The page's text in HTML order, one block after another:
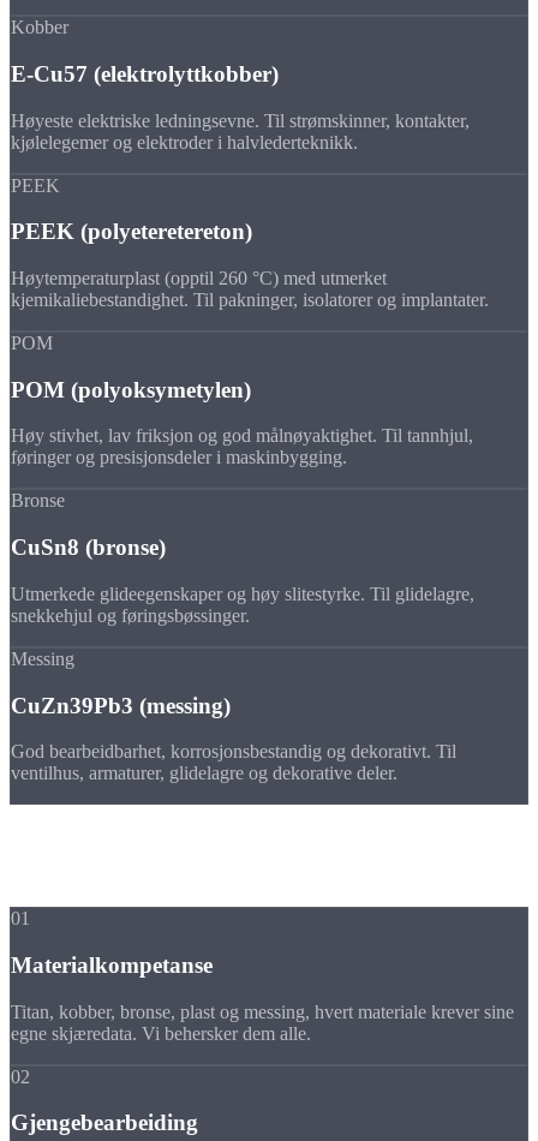
Kobber
E-Cu57 (elektrolyttkobber)
Høyeste elektriske ledningsevne. Til strømskinner, kontakter,
kjølelegemer og elektroder i halvlederteknikk.
PEEK
PEEK (polyeteretereton)
Høytemperaturplast (opptil 260 °C) med utmerket
kjemikaliebestandighet. Til pakninger, isolatorer og implantater.
POM
POM (polyoksymetylen)
Høy stivhet, lav friksjon og god målnøyaktighet. Til tannhjul,
føringer og presisjonsdeler i maskinbygging.
Bronse
CuSn8 (bronse)
Utmerkede glideegenskaper og høy slitestyrke. Til glidelagre,
snekkehjul og føringsbøssinger.
Messing
CuZn39Pb3 (messing)
God bearbeidbarhet, korrosjonsbestandig og dekorativt. Til
ventilhus, armaturer, glidelagre og dekorative deler.
01
Materialkompetanse
Titan, kobber, bronse, plast og messing, hvert materiale krever sine
egne skjæredata. Vi behersker dem alle.
02
Gjengebearbeiding